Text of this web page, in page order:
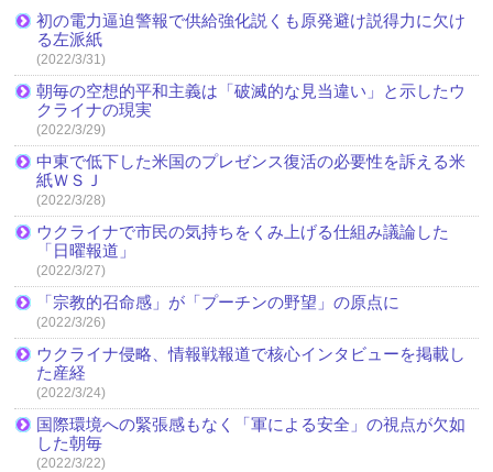
初の電力逼迫警報で供給強化説くも原発避け説得力に欠け
る左派紙
(2022/3/31)
朝毎の空想的平和主義は「破滅的な見当違い」と示したウ
クライナの現実
(2022/3/29)
中東で低下した米国のプレゼンス復活の必要性を訴える米
紙ＷＳＪ
(2022/3/28)
ウクライナで市民の気持ちをくみ上げる仕組み議論した
「日曜報道」
(2022/3/27)
「宗教的召命感」が「プーチンの野望」の原点に
(2022/3/26)
ウクライナ侵略、情報戦報道で核心インタビューを掲載し
た産経
(2022/3/24)
国際環境への緊張感もなく「軍による安全」の視点が欠如
した朝毎
(2022/3/22)